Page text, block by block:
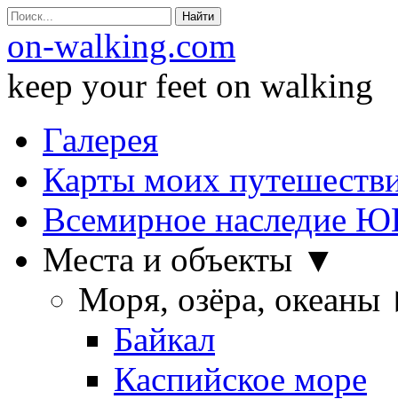
Search
for:
on-walking.com
keep your feet on walking
ПропуститьГалерея
Карты моих
Всемирное наследие
Места и объекты ▼
Моря, озёра,
Байкал
Каспийское море